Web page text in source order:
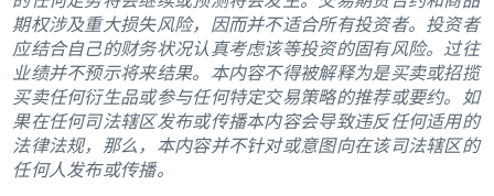
期权涉及重大损失风险，因而并不适合所有投资者。投资者
应结合自己的财务状况认真考虑该等投资的固有风险。过往
业绩并不预示将来结果。本内容不得被解释为是买卖或招揽
买卖任何衍生品或参与任何特定交易策略的推荐或要约。如
果在任何司法辖区发布或传播本内容会导致违反任何适用的
法律法规，那么，本内容并不针对或意图向在该司法辖区的
任何人发布或传播。